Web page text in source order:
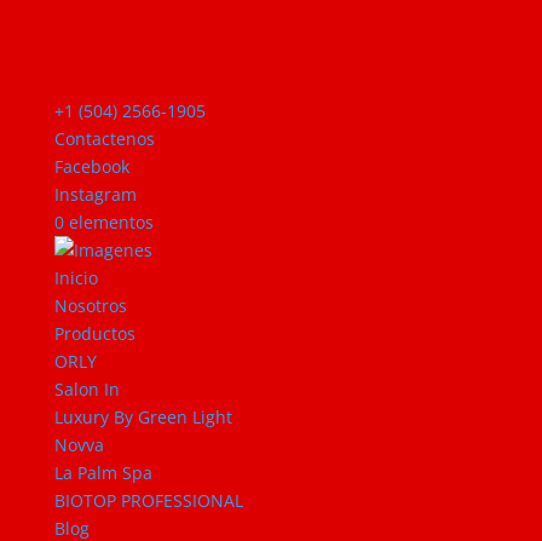
+1 (504) 2566-1905
Contactenos
Facebook
Instagram
0 elementos
Inicio
Nosotros
Productos
ORLY
Salon In
Luxury By Green Light
Novva
La Palm Spa
BIOTOP PROFESSIONAL
Blog